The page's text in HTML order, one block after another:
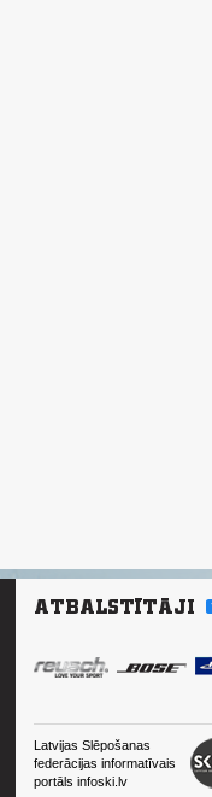
Latvijas Slēpošanas
federācijas informatīvais
portāls infoski.lv